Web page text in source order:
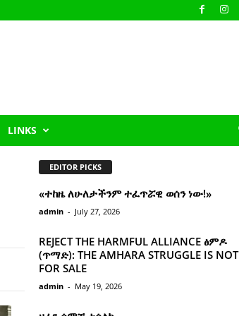
LINKS
EDITOR PICKS
«ተከዜ ለሁለታችንም ተፈጥሯዊ ወሰን ነው!»
admin - July 27, 2026
REJECT THE HARMFUL ALLIANCE ፅምዶ
(ጥማድ): THE AMHARA STRUGGLE IS NOT
FOR SALE
admin - May 19, 2026